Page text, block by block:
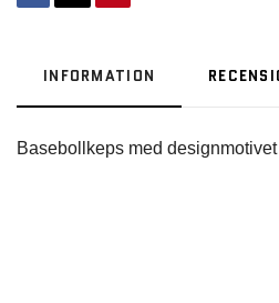
INFORMATION
Basebollkeps med